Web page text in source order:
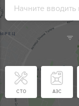
СТО АЗС